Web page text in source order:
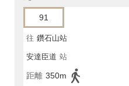
91
往 鑽石山站
安達臣道 站
距離 350m